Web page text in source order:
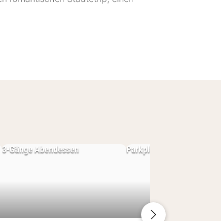
Parkplatz
3-Gänge Abendessen